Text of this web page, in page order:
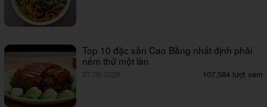
Top 10 đặc sản Cao Bằng nhất định phải
nếm thử một lần
27.05.2026 107,584 lượt xem